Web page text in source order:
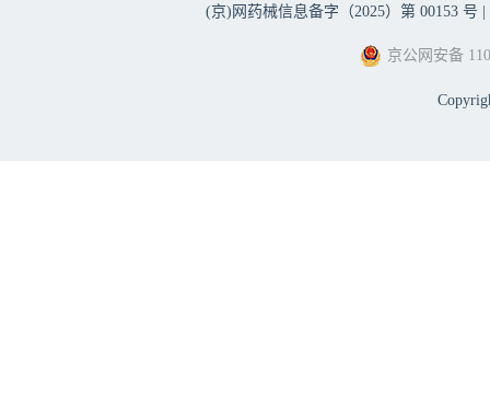
(京)网药械信息备字（2025）第 00153 号 |
京公网安备